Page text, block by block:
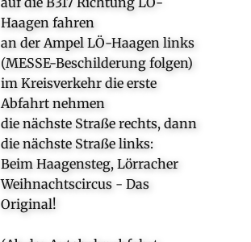
Haagen fahren
an der Ampel LÖ-Haagen links
(MESSE-Beschilderung folgen)
im Kreisverkehr die erste
Abfahrt nehmen
die nächste Straße rechts, dann
die nächste Straße links:
Beim Haagensteg, Lörracher
Weihnachtscircus - Das
Original!